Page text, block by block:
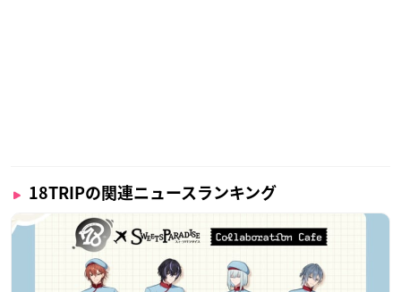
18TRIPの関連ニュースランキング